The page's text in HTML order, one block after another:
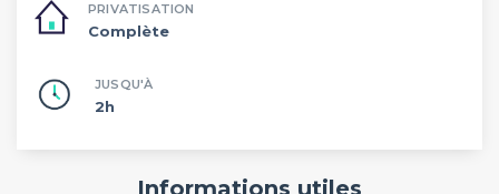
PRIVATISATION
Complète
JUSQU'À
2h
Informations utiles